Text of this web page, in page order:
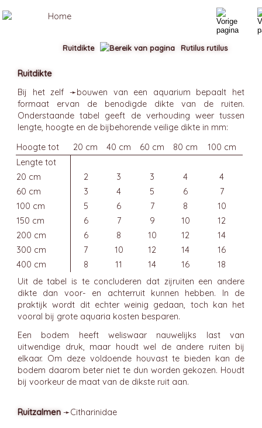
Ruitdikte
Bij het zelf ➛bouwen van een aquarium bepaalt het
formaat ervan de benodigde dikte van de ruiten.
Onderstaande tabel geeft de verhouding weer tussen
lengte, hoogte en de bijbehorende veilige dikte in mm:
Hoogte tot
20 cm 40 cm 60 cm 80 cm
100 cm
Lengte tot
20 cm
2 3 3 4
4
60 cm
3 4 5 6
7
100 cm
5 6 7 8
10
150 cm
6 7 9 10
12
200 cm
6 8 10 12
14
300 cm
7 10 12 14
16
400 cm
8 11 14 16
18
Uit de tabel is te concluderen dat zijruiten een andere
dikte dan voor- en achterruit kunnen hebben. In de
praktijk wordt dit echter weinig gedaan, toch kan het
vooral bij grote aquaria kosten besparen.
Een bodem heeft weliswaar nauwelijks last van
uitwendige druk, maar houdt wel de andere ruiten bij
elkaar. Om deze voldoende houvast te bieden kan de
bodem daarom beter niet te dun worden gekozen. Houdt
bij voorkeur de maat van de dikste ruit aan.
Ruitzalmen ➛Citharinidae
Ruitdikte Rutilus rutilus